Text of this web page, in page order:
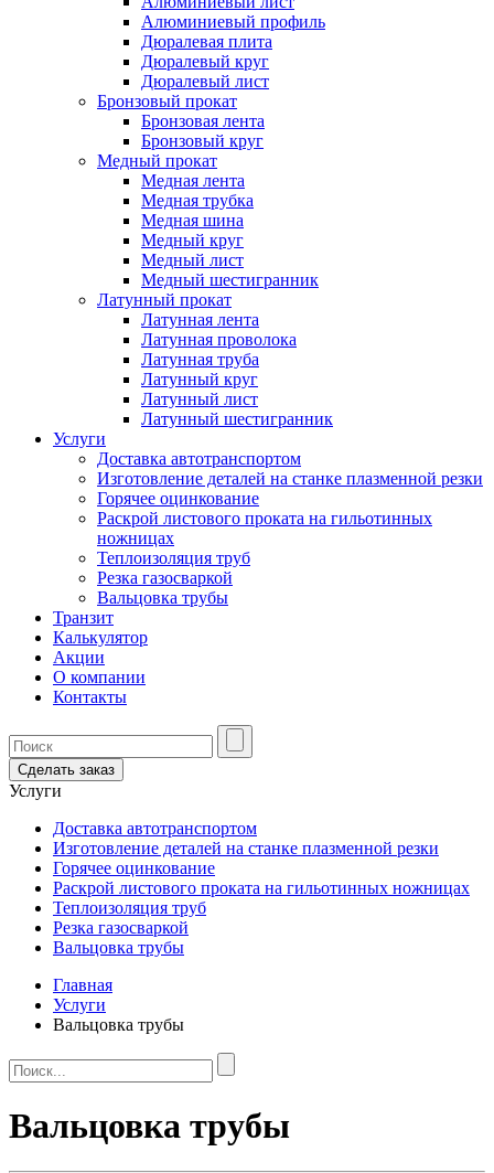
Алюминиевый профиль
Дюралевая плита
Дюралевый круг
Дюралевый лист
Бронзовый прокат
Бронзовая лента
Бронзовый круг
Медный прокат
Медная лента
Медная трубка
Медная шина
Медный круг
Медный лист
Медный шестигранник
Латунный прокат
Латунная лента
Латунная проволока
Латунная труба
Латунный круг
Латунный лист
Латунный шестигранник
Услуги
Доставка автотранспортом
Изготовление деталей на станке плазменной резки
Горячее оцинкование
Раскрой листового проката на гильотинных
ножницах
Теплоизоляция труб
Резка газосваркой
Вальцовка трубы
Транзит
Калькулятор
Акции
О компании
Контакты
Сделать заказ
Услуги
Доставка автотранспортом
Изготовление деталей на станке плазменной резки
Горячее оцинкование
Раскрой листового проката на гильотинных ножницах
Теплоизоляция труб
Резка газосваркой
Вальцовка трубы
Главная
Услуги
Вальцовка трубы
Вальцовка трубы